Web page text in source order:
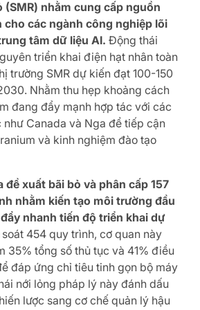
nhằm cung cấp nguồn
cho các ngành công nghiệp lõi
tâm dữ liệu AI. Động thái
triển khai điện hạt nhân toàn
trường SMR dự kiến đạt 100-150
Nhằm thu hẹp khoảng cách
đang đẩy mạnh hợp tác với các
Canada và Nga để tiếp cận
và kinh nghiệm đào tạo
đề xuất bãi bỏ và phân cấp 157
nhằm kiến tạo môi trường đầu
nhanh tiến độ triển khai dự
454 quy trình, cơ quan này
35% tổng số thủ tục và 41% điều
đáp ứng chỉ tiêu tinh gọn bộ máy
nới lỏng pháp lý này đánh dấu
lược sang cơ chế quản lý hậu